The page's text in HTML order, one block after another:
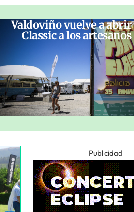
Valdoviño vuelve a
Classic a los
Publicidad